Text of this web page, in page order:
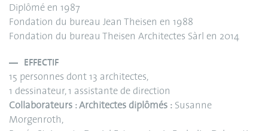
Diplômé en 1987
Fondation du bureau Jean Theisen en 1988
Fondation du bureau Theisen Architectes Sàrl en 2014
EFFECTIF
15 personnes dont 13 architectes,
1 dessinateur, 1 assistante de direction
Collaborateurs : Architectes diplômés : Susanne
Morgenroth,